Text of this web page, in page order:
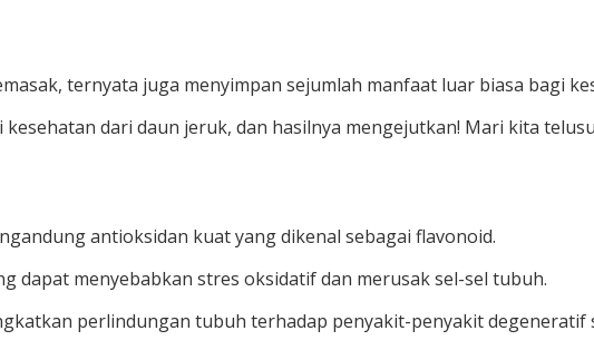
ternyata juga menyimpan sejumlah manfaat luar biasa bagi
dari daun jeruk, dan hasilnya mengejutkan! Mari kita
antioksidan kuat yang dikenal sebagai flavonoid.
dapat menyebabkan stres oksidatif dan merusak sel-sel tubuh.
perlindungan tubuh terhadap penyakit-penyakit